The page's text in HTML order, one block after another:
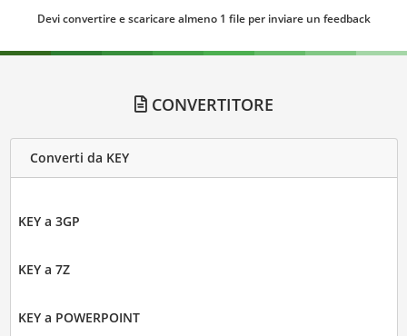
Devi convertire e scaricare almeno 1 file per inviare un feedback
CONVERTITORE
Converti da KEY
KEY a 3GP
KEY a 7Z
KEY a POWERPOINT